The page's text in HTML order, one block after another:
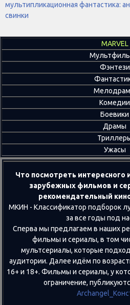
мультипликационная фантастика:
свинки
MARVEL
Фэнтези
Комедии
Боевики
Драмы
Ужасы
Что посмотреть интересного
зарубежных фильмов и
рекомендательный
МКИН - Классификатор подборок
за все годы под
Сперва мы предлагаем в наших
фильмы и сериалы, в том
мультсериалы, которые
аудитории. Далее идём по
16+ и 18+. Фильмы и сериалы, у
ограничение,